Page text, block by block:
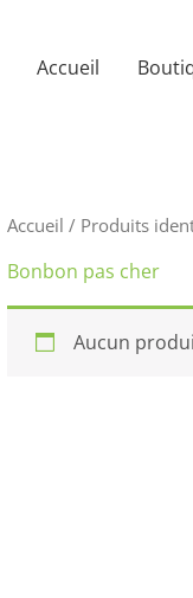
Accueil
Accueil / Produits
Bonbon pas cher
Aucun